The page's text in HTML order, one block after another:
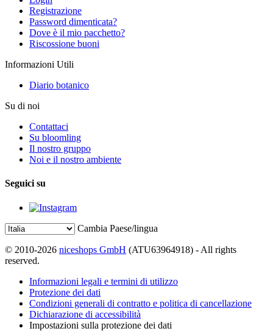
Registrazione
Password dimenticata?
Dove è il mio pacchetto?
Riscossione buoni
Informazioni Utili
Diario botanico
Su di noi
Contattaci
Su bloomling
Il nostro gruppo
Noi e il nostro ambiente
Seguici su
Cambia Paese/lingua
© 2010-2026 niceshops GmbH (ATU63964918) - All rights
reserved.
Informazioni legali e termini di utilizzo
Protezione dei dati
Condizioni generali di contratto e politica di cancellazione
Dichiarazione di accessibilità
Impostazioni sulla protezione dei dati